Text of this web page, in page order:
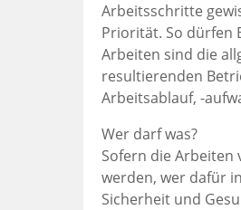
Arbeitsschritte
Priorität. So dürfen
Arbeiten sind die
resultierenden
Arbeitsablauf, -
Wer darf was?
Sofern die
werden, wer dafür
Sicherheit und